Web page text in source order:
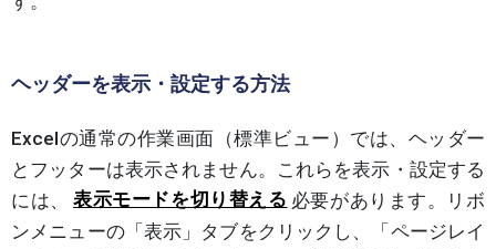
ヘッダーを表示・設定する方法
Excelの通常の作業画面（標準ビュー）では、ヘッダー
とフッターは表示されません。これらを表示・設定する
には、
表示モードを切り替える 必要があります。リボ
ンメニューの「表示」タブをクリックし、「ページレイ